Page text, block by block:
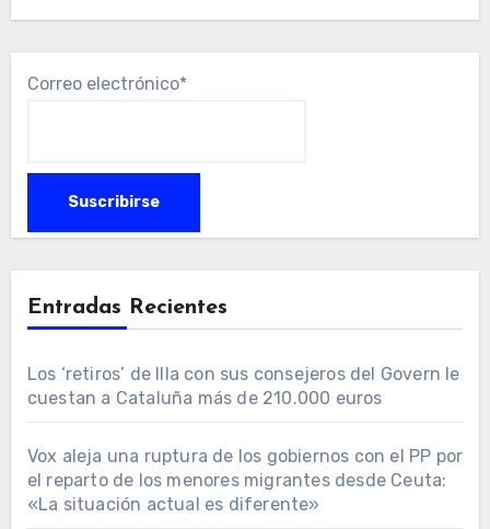
Correo electrónico*
Entradas Recientes
Los ‘retiros’ de Illa con sus consejeros del Govern le
cuestan a Cataluña más de 210.000 euros
Vox aleja una ruptura de los gobiernos con el PP por
el reparto de los menores migrantes desde Ceuta:
«La situación actual es diferente»